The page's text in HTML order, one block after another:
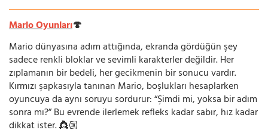
Mario Oyunları🍄
Mario dünyasına adım attığında, ekranda gördüğün şey
sadece renkli bloklar ve sevimli karakterler değildir. Her
zıplamanın bir bedeli, her gecikmenin bir sonucu vardır.
Kırmızı şapkasıyla tanınan Mario, boşlukları hesaplarken
oyuncuya da aynı soruyu sordurur: “Şimdi mi, yoksa bir adım
sonra mı?” Bu evrende ilerlemek refleks kadar sabır, hız kadar
dikkat ister. 👸🏼